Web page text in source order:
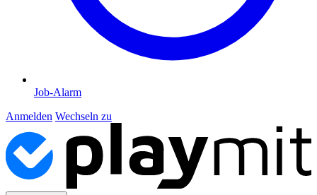
Job-Alarm
Anmelden Wechseln zu